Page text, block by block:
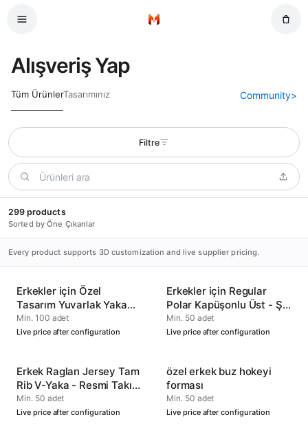
Ana Sayfa
Alışveriş Yap
Tüm ÜrünlerTasarımınız Community>
Filtre
299 products
Sorted by Öne Çıkanlar
Every product supports 3D customization and live supplier pricing.
Erkekler için Özel
Tasarım Yuvarlak Yaka
Tişört
Min. 100 adet
Live price after configuration
Erkekler için Regular
Polar Kapüşonlu Üst - Şık
ve Rahat
Min. 50 adet
Live price after configuration
Erkek Raglan Jersey Tam
Rib V-Yaka - Resmi Takım
Performans Ürünü
Min. 50 adet
Live price after configuration
özel erkek buz hokeyi
forması
Min. 50 adet
Live price after configuration